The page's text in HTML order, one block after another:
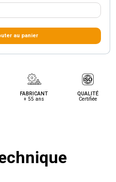
au panier
FABRICANT
+ 55 ans
QUALITÉ
Certifiée